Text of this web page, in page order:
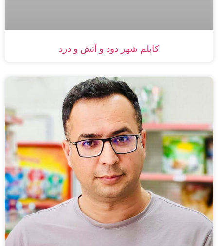
كابلم شهر دود و آتش و درد